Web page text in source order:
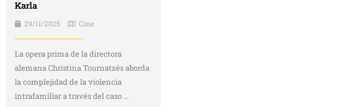
Karla
29/11/2025 Cine
La opera prima de la directora
alemana Christina Tournatzés aborda
la complejidad de la violencia
intrafamiliar a través del caso ...